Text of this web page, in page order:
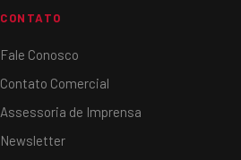
CONTATO
Fale Conosco
Contato Comercial
Assessoria de Imprensa
Newsletter